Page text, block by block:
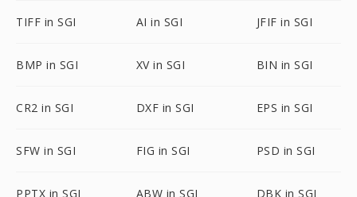
TIFF in SGI AI in SGI JFIF in SGI
BMP in SGI XV in SGI BIN in SGI
CR2 in SGI DXF in SGI EPS in SGI
SFW in SGI FIG in SGI PSD in SGI
PPTX in SGI ABW in SGI DBK in SGI